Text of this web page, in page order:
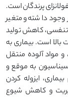
پرندگان است.
داشته و متغیر
تنفسی، کاهش تولید
بالا است. بیماری به
و مواد آلوده منتقل
به موقع و
ایزوله کردن
و کاهش شیوع